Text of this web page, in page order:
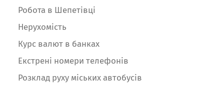
Робота в Шепетівці
Нерухомість
Курс валют в банках
Екстрені номери телефонів
Розклад руху міських автобусів